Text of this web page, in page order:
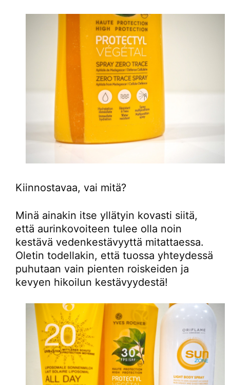
Kiinnostavaa, vai mitä?
Minä ainakin itse yllätyin kovasti siitä,
että aurinkovoiteen tulee olla noin
kestävä vedenkestävyyttä mitattaessa.
Oletin todellakin, että tuossa yhteydessä
puhutaan vain pienten roiskeiden ja
kevyen hikoilun kestävyydestä!